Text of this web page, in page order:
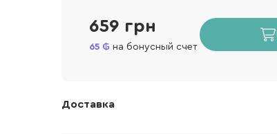
659 грн
65 на бонусный счет
Доставка